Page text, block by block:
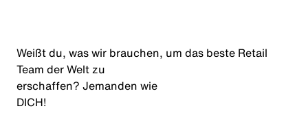
Weißt du, was wir brauchen, um das beste Retail
Team der Welt zu
erschaffen? Jemanden wie
DICH!